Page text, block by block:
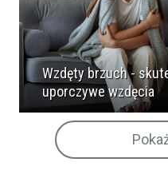
Wzdęty brzuch -
uporczywe wzdęcia